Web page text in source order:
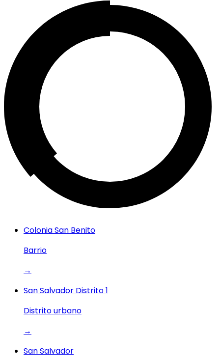
Colonia San Benito
Barrio
→
San Salvador Distrito 1
Distrito urbano
→
San Salvador